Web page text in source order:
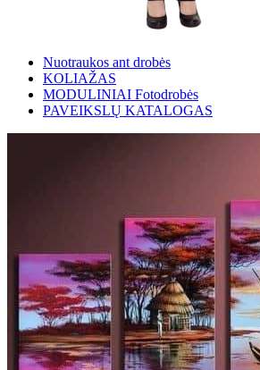
Nuotraukos ant drobės
KOLIAŽAS
MODULINIAI Fotodrobės
PAVEIKSLŲ KATALOGAS